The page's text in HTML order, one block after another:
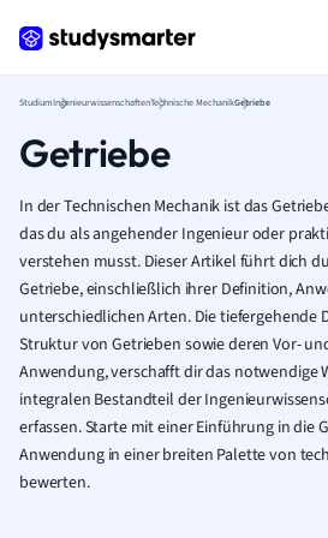
StudiumIngenieurwissenschaftenTechnische MechanikGetriebe
Getriebe
In der Technischen Mechanik ist das
das du als angehender Ingenieur oder
verstehen musst. Dieser Artikel führt dich
Getriebe, einschließlich ihrer Definition,
unterschiedlichen Arten. Die tiefergehende
Struktur von Getrieben sowie deren Vor-
Anwendung, verschafft dir das notwendige
integralen Bestandteil der
erfassen. Starte mit einer Einführung in die
Anwendung in einer breiten Palette von
bewerten.